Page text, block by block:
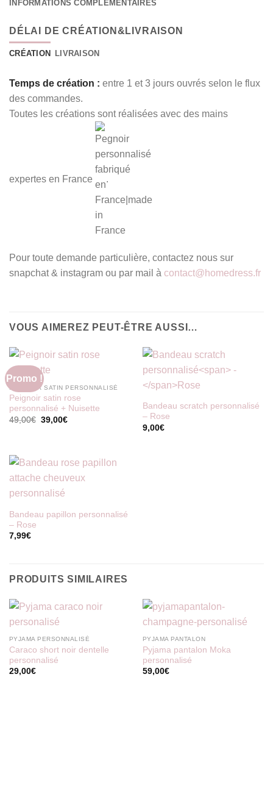
INFORMATIONS COMPLÉMENTAIRES
DÉLAI DE CRÉATION&LIVRAISON
CRÉATION LIVRAISON
Temps de création : entre 1 et 3 jours ouvrés selon le flux
des commandes.
Toutes les créations sont réalisées avec des mains
expertes en France
Pour toute demande particulière, contactez nous sur
snapchat & instagram ou par mail à contact@homedress.fr
VOUS AIMEREZ PEUT-ÊTRE AUSSI…
Promo !
PEIGNOIR SATIN PERSONNALISÉ
Peignoir satin rose
personnalisé + Nuisette
49,00€ Le
39,00€Le
Bandeau scratch personnalisé
– Rose
9,00€
Bandeau papillon personnalisé
– Rose
7,99€
PRODUITS SIMILAIRES
PYJAMA PERSONNALISÉ
Caraco short noir dentelle
personnalisé
29,00€
PYJAMA PANTALON
Pyjama pantalon Moka
personnalisé
59,00€